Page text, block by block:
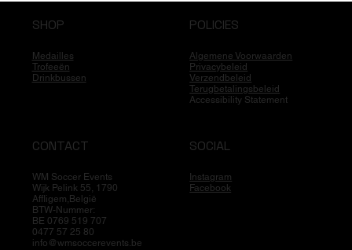
SHOP
Medailles
Trofeeën
Drinkbussen
POLICIES
Algemene Voorwaarden
Privacybeleid
Verzendbeleid
Terugbetalingsbeleid
Accessibility Statement
CONTACT
WM Soccer Events
Wijk Pelink 55, 1790
Affligem,België
BTW-Nummer:
BE 0769 519 707
0477 57 25 80
info@wmsoccerevents.be
SOCIAL
Instagram
Facebook